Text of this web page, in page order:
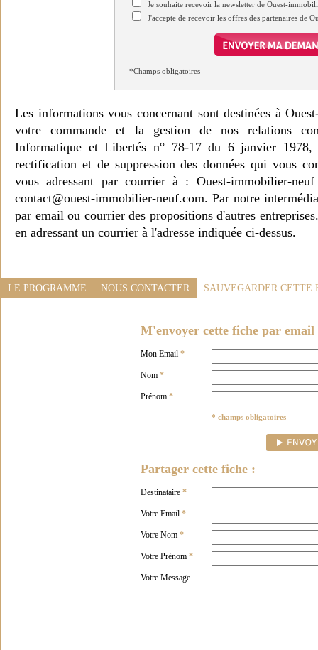
Je souhaite recevoir la newsletter de Ouest-
J'accepte de recevoir les offres des partenaires de
*Champs obligatoires
Les informations vous concernant sont destinées à
votre commande et la gestion de nos relations
Informatique et Libertés n° 78-17 du 6 janvier 1978,
rectification et de suppression des données qui vous
vous adressant par courrier à : Ouest-immobilier-
contact@ouest-immobilier-neuf.com. Par notre
par email ou courrier des propositions d'autres
en adressant un courrier à l'adresse indiquée ci-dessus.
LE PROGRAMME NOUS CONTACTER SAUVEGARDER CETTE
M'envoyer cette fiche par email
Mon Email *
Nom *
Prénom *
* champs obligatoires
Partager cette fiche :
Destinataire *
Votre Email *
Votre Nom *
Votre Prénom *
Votre Message